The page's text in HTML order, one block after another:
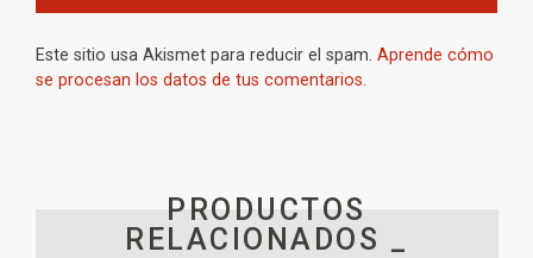
Este sitio usa Akismet para reducir el spam. Aprende cómo
se procesan los datos de tus comentarios.
PRODUCTOS
RELACIONADOS _